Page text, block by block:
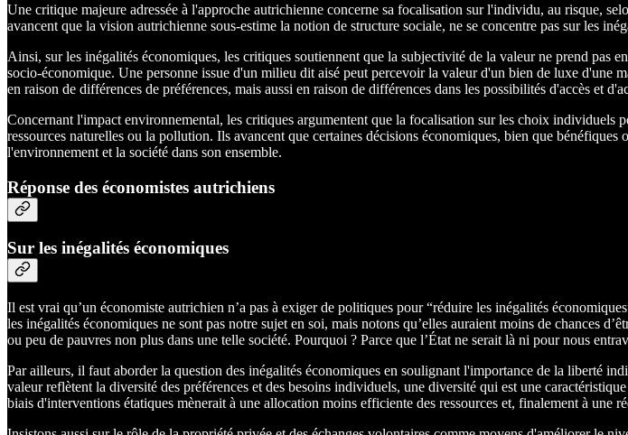
Une critique majeure adressée à l'approche autrichienne concerne sa focalisation sur l'individu, au risque,
avancent que la vision autrichienne sous-estime la notion de structure sociale, ne se concentre pas sur les
Ainsi, sur les inégalités économiques, les critiques soutiennent que la subjectivité de la valeur ne prend
socio-économique. Une personne issue d'un milieu dit aisé peut percevoir la valeur d'un bien de luxe d'une
en raison de différences de préférences, mais aussi en raison de différences dans les possibilités d'accès et
Concernant l'impact environnemental, les critiques argumentent que la focalisation sur les choix individuels
ressources naturelles ou la pollution. Ils avancent que certaines décisions économiques, bien que
l'environnement et la société dans son ensemble.
Réponse des économistes autrichiens
Sur les inégalités économiques
Il est vrai qu’un économiste autrichien n’a pas à exiger de politiques pour “réduire les inégalités
les inégalités économiques ne sont pas notre sujet en soi, mais notons qu’elles auraient moins de chances
ou peu de pauvres non plus dans une telle société. Pourquoi ? Parce que l’État ne serait là ni pour nous
Par ailleurs, il faut aborder la question des inégalités économiques en soulignant l'importance de la liberté
valeur reflètent la diversité des préférences et des besoins individuels, une diversité qui est une
biais d'interventions étatiques mènerait à une allocation moins efficiente des ressources et, finalement à une